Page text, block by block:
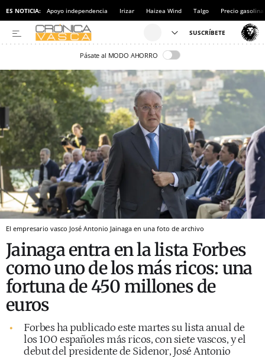
ES NOTICIA: Apoyo independencia Irizar Haizea Wind Talgo Precio gasolina
Pásate al MODO AHORRO
El empresario vasco José Antonio Jainaga en una foto de archivo
Jainaga entra en la lista Forbes
como uno de los más ricos: una
fortuna de 450 millones de
euros
Forbes ha publicado este martes su lista anual de
los 100 españoles más ricos, con siete vascos, y el
debut del presidente de Sidenor, José Antonio